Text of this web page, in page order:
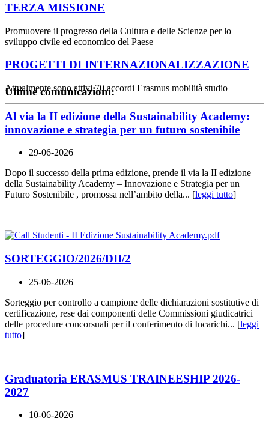
TERZA MISSIONE
Promuovere il progresso della Cultura e delle Scienze per lo
sviluppo civile ed economico del Paese
PROGETTI DI INTERNAZIONALIZZAZIONE
Attualmente sono attivi 70 accordi Erasmus mobilità studio
Ultime comunicazioni:
Al via la II edizione della Sustainability Academy:
innovazione e strategia per un futuro sostenibile
29-06-2026
Dopo il successo della prima edizione, prende il via la II edizione
della Sustainability Academy – Innovazione e Strategia per un
Futuro Sostenibile , promossa nell’ambito della... [leggi tutto]
SORTEGGIO/2026/DII/2
25-06-2026
Sorteggio per controllo a campione delle dichiarazioni sostitutive di
certificazione, rese dai componenti delle Commissioni giudicatrici
delle procedure concorsuali per il conferimento di Incarichi... [leggi
tutto]
Graduatoria ERASMUS TRAINEESHIP 2026-
2027
10-06-2026